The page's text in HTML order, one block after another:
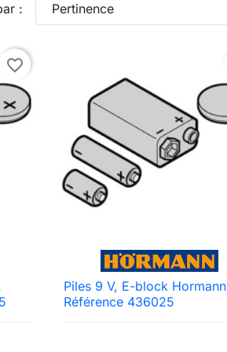
: Pertinence
favorite_border
 Aperçu rapide
Piles 9 V, E-block Hormann
Référence 436025